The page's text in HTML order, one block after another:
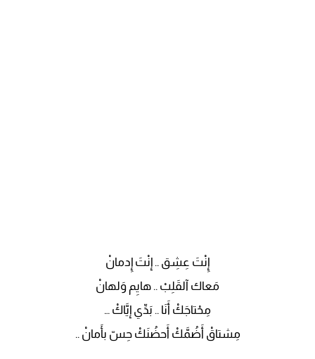
إِنْتَ عِشِق .. إنْتَ إِدمانْ
مَعاك آلقَلِبْ .. هايِم وَلهانْ
مِحْتاجَكْ أَنَا .. بَدِّي إيَّاكْ …
مِشتاقْ أَضُمَّكْ أَحضُنَكْ حِسّ بأَمانْ ..